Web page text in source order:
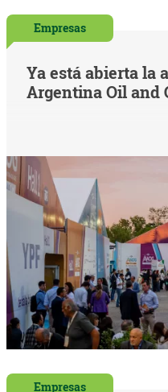
Empresas
Ya está abierta la
Argentina Oil and
Empresas